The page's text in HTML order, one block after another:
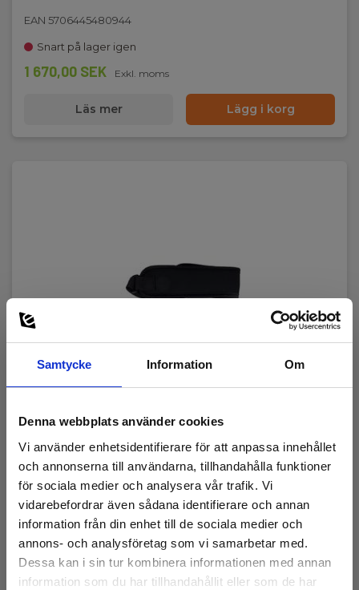
Samtycke Information Om
Denna webbplats använder cookies
Vi använder enhetsidentifierare för att anpassa innehållet
och annonserna till användarna, tillhandahålla funktioner
för sociala medier och analysera vår trafik. Vi
vidarebefordrar även sådana identifierare och annan
information från din enhet till de sociala medier och
annons- och analysföretag som vi samarbetar med.
Dessa kan i sin tur kombinera informationen med annan
information som du har tillhandahållit eller som de har
EAN 5706445480944
Snart på lager igen
1 670,00 SEK Exkl. moms
Läs mer Lägg i korg
A1271 väska till Metrel Smartec
EAN 5706445480357
E-NR 4210033